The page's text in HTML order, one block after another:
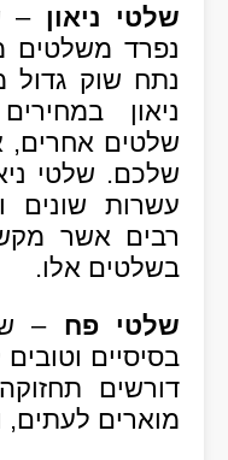
שלטי ניאון –
נפרד משלטים
נתח שוק גדול
ניאון
שלטים אחרים,
שלכם. שלטי
עשרות שונים
רבים אשר
בשלטים אלו.
שלטי פח –
בסיסיים
דורשים
מוארים לעתים,